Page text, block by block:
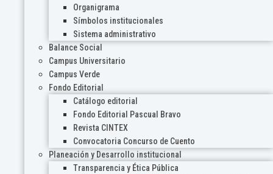
Organigrama
Símbolos institucionales
Sistema administrativo
Balance Social
Campus Universitario
Campus Verde
Fondo Editorial
Catálogo editorial
Fondo Editorial Pascual Bravo
Revista CINTEX
Convocatoria Concurso de Cuento
Planeación y Desarrollo institucional
Transparencia y Ética Pública